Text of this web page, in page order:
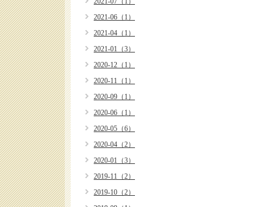
2021-06（1）
2021-04（1）
2021-01（3）
2020-12（1）
2020-11（1）
2020-09（1）
2020-06（1）
2020-05（6）
2020-04（2）
2020-01（3）
2019-11（2）
2019-10（2）